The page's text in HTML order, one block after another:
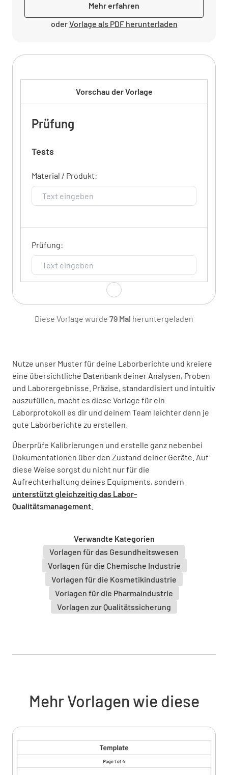
Mehr erfahren
oderVorlage als PDF herunterladen
Nutze unser Muster für deine Laborberichte und kreiere
eine übersichtliche Datenbank deiner Analysen, Proben
und Laborergebnisse. Präzise, standardisiert und intuitiv
auszufüllen, macht es diese Vorlage für ein
Laborprotokoll es dir und deinem Team leichter denn je
gute Laborberichte zu erstellen.
Überprüfe Kalibrierungen und erstelle ganz nebenbei
Dokumentationen über den Zustand deiner Geräte. Auf
diese Weise sorgst du nicht nur für die
Aufrechterhaltung deines Equipments, sondern
unterstützt gleichzeitig das Labor-
Qualitätsmanagement
Verwandte Kategorien
Vorlagen für das Gesundheitswesen
Vorlagen für die Chemische Industrie
Vorlagen für die Kosmetikindustrie
Vorlagen für die Pharmaindustrie
Vorlagen zur Qualitätssicherung
Vorschau der Vorlage
Prüfung
Tests
Material / Produkt:
Prüfung:
Erstes Ergebnis
Spezifikation:
Datum der Prüfung:
WÄHLE DATUM UND UHRZEIT AUS
Wann das Ereignis entdeckt wurde (Datum
des Auftretens):
WÄHLE DATUM UND UHRZEIT AUS
Systemeignung lag innerhalb der
JA NEIN K.A.
Art des Ergebnisses:
Diese Vorlage wurde 79 Mal heruntergeladen
Mehr Vorlagen wie diese